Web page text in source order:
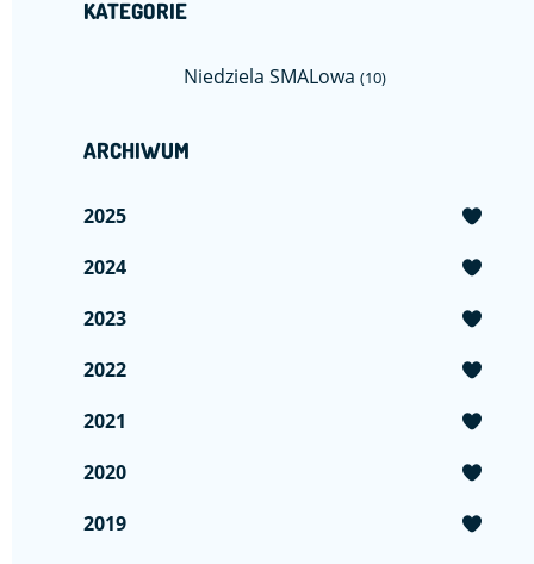
KATEGORIE
Niedziela SMALowa (10)
ARCHIWUM
2025
2024
2023
2022
2021
2020
2019